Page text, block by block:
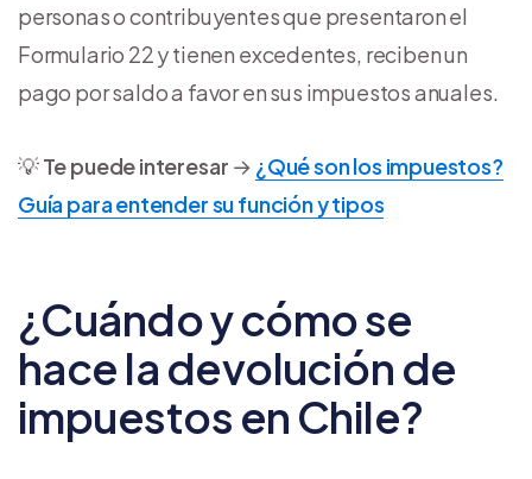
personas o contribuyentes que presentaron el
Formulario 22 y tienen excedentes, reciben un
pago por saldo a favor en sus impuestos anuales.
💡Te puede interesar → ¿Qué son los impuestos?
Guía para entender su función y tipos
¿Cuándo y cómo se
hace la devolución de
impuestos en Chile?